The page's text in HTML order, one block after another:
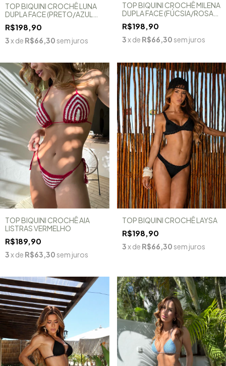
TOP BIQUINI CROCHÊ LUNA
DUPLA FACE (PRETO/AZUL
MARINHO)
R$198,90
3x de R$66,30 sem juros
TOP BIQUINI CROCHÊ MILENA
DUPLA FACE (FÚCSIA/ROSA
CLARO)
R$198,90
3x de R$66,30 sem juros
TOP BIQUINI CROCHÊ AIA
LISTRAS VERMELHO
R$189,90
3x de R$63,30 sem juros
TOP BIQUINI CROCHÊ LAYSA
R$198,90
3x de R$66,30 sem juros